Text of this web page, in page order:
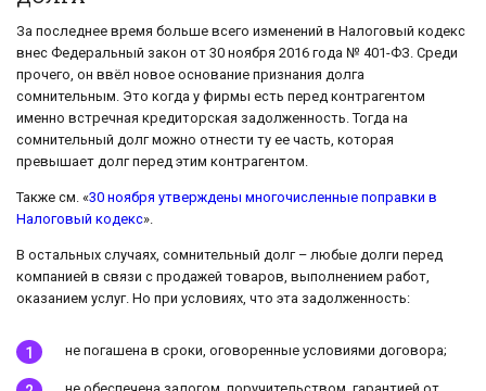
За последнее время больше всего изменений в Налоговый кодекс
внес Федеральный закон от 30 ноября 2016 года № 401-ФЗ. Среди
прочего, он ввёл новое основание признания долга
сомнительным. Это когда у фирмы есть перед контрагентом
именно встречная кредиторская задолженность. Тогда на
сомнительный долг можно отнести ту ее часть, которая
превышает долг перед этим контрагентом.
Также см. «30 ноября утверждены многочисленные поправки в
Налоговый кодекс».
В остальных случаях, сомнительный долг – любые долги перед
компанией в связи с продажей товаров, выполнением работ,
оказанием услуг. Но при условиях, что эта задолженность:
не погашена в сроки, оговоренные условиями договора;